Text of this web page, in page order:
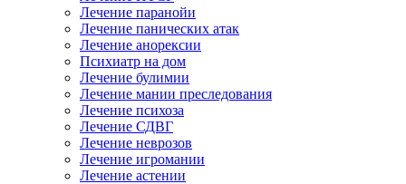
Лечение паранойи
Лечение панических атак
Лечение анорексии
Психиатр на дом
Лечение булимии
Лечение мании преследования
Лечение психоза
Лечение СДВГ
Лечение неврозов
Лечение игромании
Лечение астении